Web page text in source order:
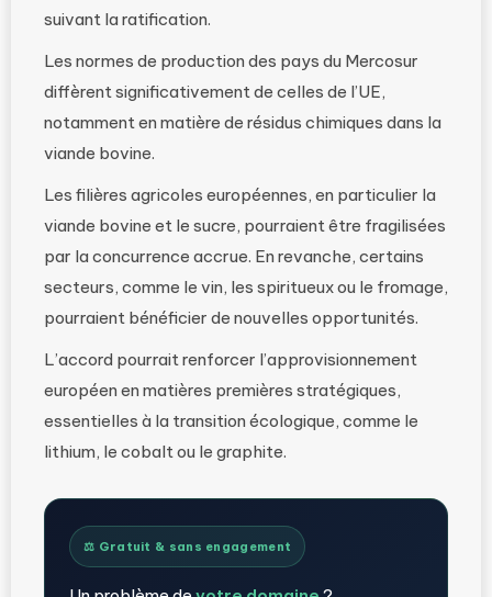
suivant la ratification.
Les normes de production des pays du Mercosur
diffèrent significativement de celles de l’UE,
notamment en matière de résidus chimiques dans la
viande bovine.
Les filières agricoles européennes, en particulier la
viande bovine et le sucre, pourraient être fragilisées
par la concurrence accrue. En revanche, certains
secteurs, comme le vin, les spiritueux ou le fromage,
pourraient bénéficier de nouvelles opportunités.
L’accord pourrait renforcer l’approvisionnement
européen en matières premières stratégiques,
essentielles à la transition écologique, comme le
lithium, le cobalt ou le graphite.
⚖️ Gratuit & sans engagement